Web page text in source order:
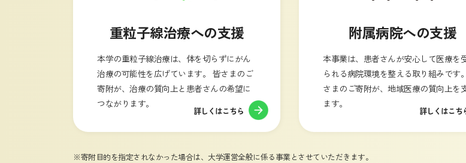
重粒子線治療への支援
本学の重粒子線治療は、体を切らずにがん
治療の可能性を広げています。 皆さまのご
寄附が、治療の質向上と患者さんの希望に
つながります。
詳しくはこちら
附属病院への支援
本事業は、患者さんが安心して医療を
られる病院環境を整える取り組みです
さまのご寄附が、地域医療の質向上を
ます。
詳しくはこち
※寄附目的を指定されなかった場合は、大学運営全般に係る事業とさせていただきます。